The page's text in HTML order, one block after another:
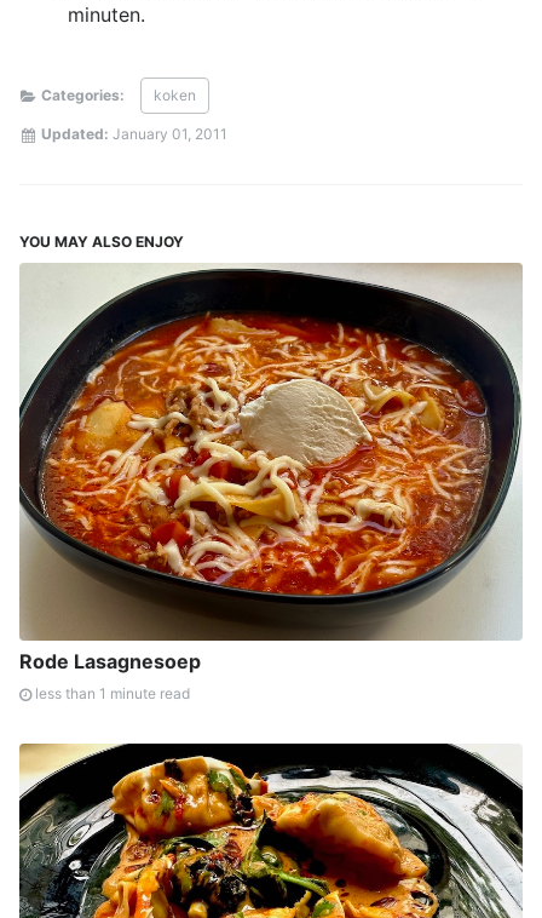
minuten.
Categories: koken
Updated: January 01, 2011
YOU MAY ALSO ENJOY
Rode Lasagnesoep
less than 1 minute read